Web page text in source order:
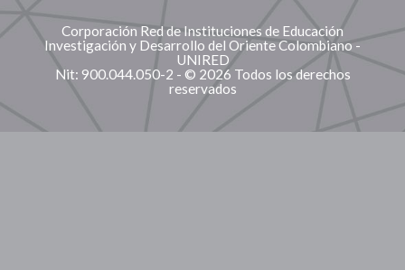
Corporación Red de Instituciones de Educación
Investigación y Desarrollo del Oriente Colombiano -
UNIRED
Nit: 900.044.050-2 - © 2026 Todos los derechos
reservados